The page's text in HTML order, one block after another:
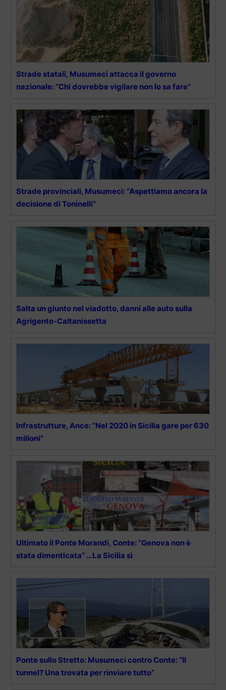
Strade statali, Musumeci attacca il governo
nazionale: “Chi dovrebbe vigilare non lo sa fare”
Strade provinciali, Musumeci: “Aspettiamo ancora la
decisione di Toninelli”
Salta un giunto nel viadotto, danni alle auto sulla
Agrigento-Caltanissetta
Infrastrutture, Ance: “Nel 2020 in Sicilia gare per 630
milioni”
Ultimato il Ponte Morandi, Conte: “Genova non è
stata dimenticata” …La Sicilia sì
Ponte sullo Stretto: Musumeci contro Conte: “Il
tunnel? Una trovata per rinviare tutto”